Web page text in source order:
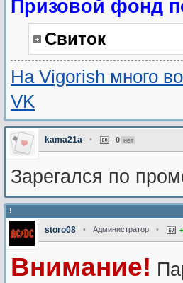
Призовой фонд
Свиток
На Vigorish много
VK
kama21a • 0 нет
Зарегался по
!
storo08 • Администратор •
Внимание!